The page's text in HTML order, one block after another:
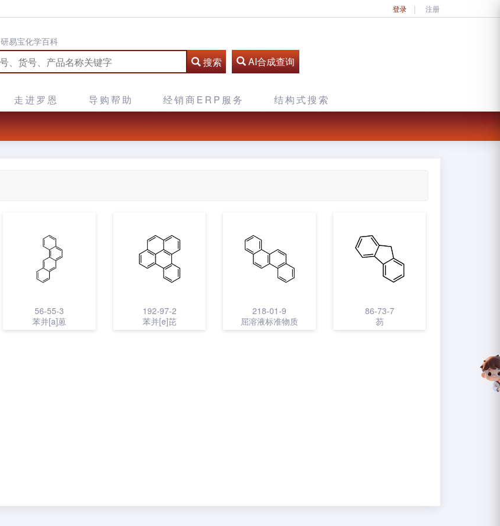
登录 注册
研易宝化学百科
搜索 AI合成查询
走进罗恩 导购帮助 经销商ERP服务 结构式搜索
56-55-3
苯并[a]蒽
192-97-2
苯并[e]芘
218-01-9
屈溶液标准物质
86-73-7
芴